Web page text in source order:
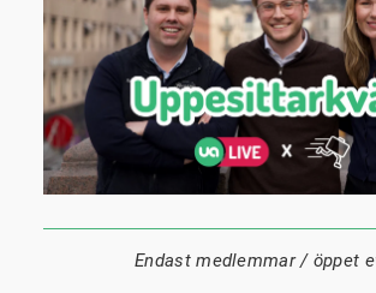
24 augusti
20:00
Endast medlemmar / öppet